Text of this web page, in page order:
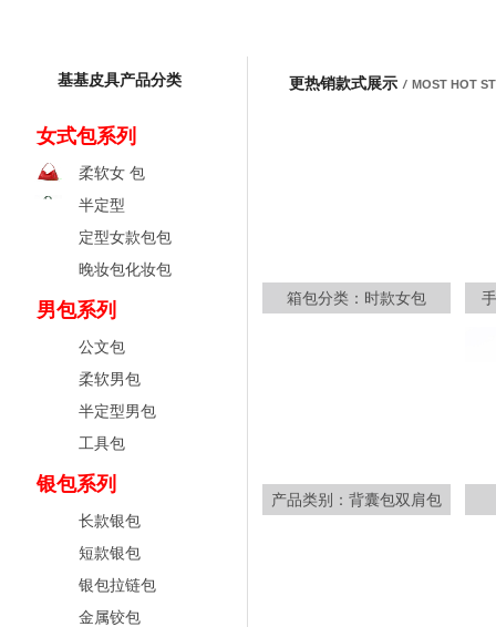
基基皮具产品分类
女式包系列
柔软女 包
半定型
定型女款包包
晚妆包化妆包
男包系列
公文包
柔软男包
半定型男包
工具包
银包系列
长款银包
短款银包
银包拉链包
金属铰包
更热销款式展示 / MOST HOT
箱包分类：时款女包
产品类别：背囊包双肩包